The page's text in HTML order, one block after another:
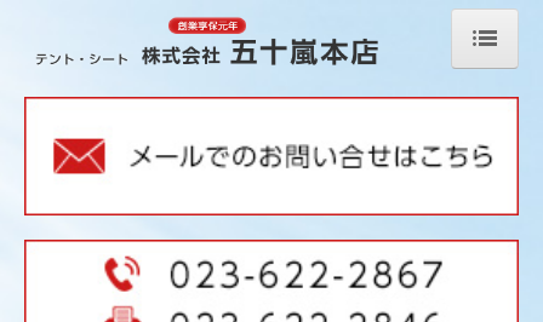
ホーム
オンラインショップ